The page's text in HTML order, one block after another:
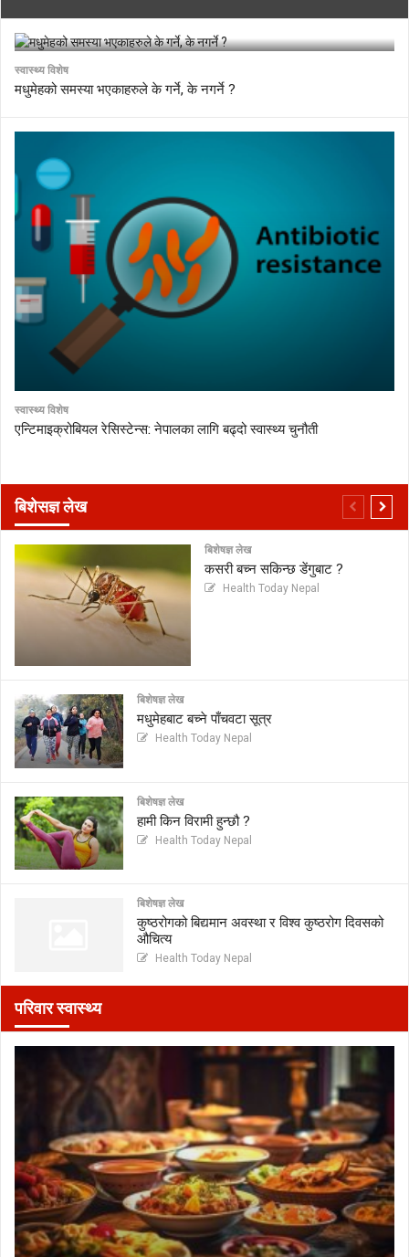
स्वास्थ्य विशेष
मधुमेहको समस्या भएकाहरुले के गर्ने, के नगर्ने ?
स्वास्थ्य विशेष
एन्टिमाइक्रोबियल रेसिस्टेन्स: नेपालका लागि बढ्दो स्वास्थ्य चुनौती
बिशेसज्ञ लेख
बिशेषज्ञ लेख
कसरी बच्न सकिन्छ डेंगुबाट ?
Health Today Nepal
बिशेषज्ञ लेख
मधुमेहबाट बच्ने पाँचवटा सूत्र
Health Today Nepal
बिशेषज्ञ लेख
हामी किन विरामी हुन्छौ ?
Health Today Nepal
बिशेषज्ञ लेख
कुष्ठरोगको बिद्यमान अवस्था र विश्व कुष्ठरोग दिवसको
औचित्य
Health Today Nepal
परिवार स्वास्थ्य